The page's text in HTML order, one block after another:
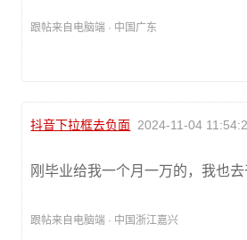
跟帖来自电脑端 · 中国广东
抖音下拉框去负面 2024-11-04
刚毕业给我一个月一万的，我也去
跟帖来自电脑端 · 中国浙江嘉兴